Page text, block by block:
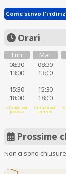
Come scrivo
Orari
Lun
08:30
13:00
-
15:30
18:00
Chiuso per
pranzo
Mar
08:30
13:00
-
15:30
18:00
Chiuso per
pranzo
Prossime
Non ci sono